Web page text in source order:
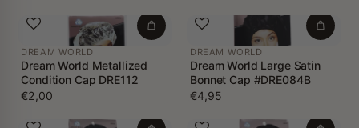
DREAM WORLD
Dream World Metallized
Condition Cap DRE112
€2,00
DREAM WORLD
Dream World Large Satin
Bonnet Cap #DRE084B
€4,95